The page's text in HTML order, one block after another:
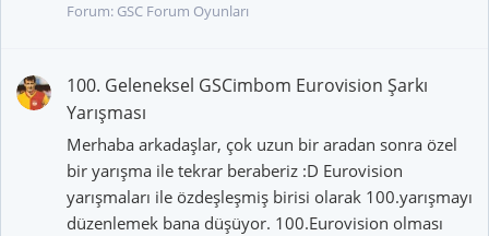
Forum: GSC Forum Oyunları
100. Geleneksel GSCimbom Eurovision Şarkı
Yarışması
Merhaba arkadaşlar, çok uzun bir aradan sonra özel
bir yarışma ile tekrar beraberiz :D Eurovision
yarışmaları ile özdeşleşmiş birisi olarak 100.yarışmayı
düzenlemek bana düşüyor. 100.Eurovision olması